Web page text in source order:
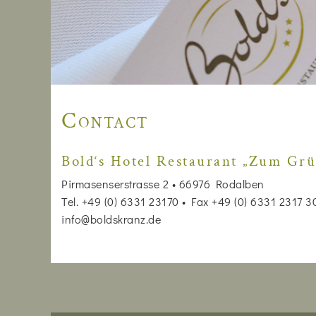
Contact
Bold‘s Hotel Restaurant „Zum
Pirmasenserstrasse 2 • 66976 Rodalben
Tel. +49 (0) 6331 23170 • Fax +49 (0) 6331 2317
info@boldskranz.de